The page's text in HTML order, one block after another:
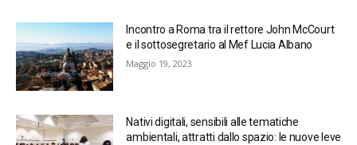
Incontro a Roma tra il rettore John McCourt
e il sottosegretario al Mef Lucia Albano
Maggio 19, 2023
Nativi digitali, sensibili alle tematiche
ambientali, attratti dallo spazio: le nuove leve